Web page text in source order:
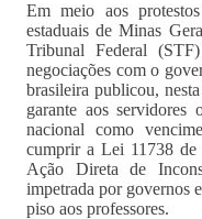
Em meio aos
estaduais de Minas
Tribunal Federal
negociações com o
brasileira publicou,
garante aos servidores
nacional como
cumprir a Lei 11738 de
Ação Direta de
impetrada por governos
piso aos professores.